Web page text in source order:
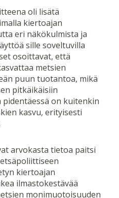
oli lisätä
kiertoajan
eri näkökulmista ja
sille soveltuvilla
osoittavat, että
metsien
puun tuotantoa, mikä
pitkäikäisiin
on kuitenkin
kasvu, erityisesti
arvokasta tietoa paitsi
kiertoajan
ilmastokestävää
monimuotoisuuden